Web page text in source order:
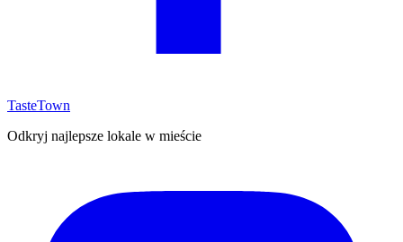
TasteTown
Odkryj najlepsze lokale w mieście